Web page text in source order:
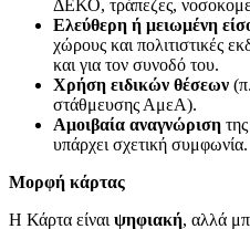
ΔΕΚΟ, τράπεζες,
Ελεύθερη ή μειωμένη
χώρους και πολιτιστικές
και για τον συνοδό του.
Χρήση ειδικών θέσεων
στάθμευσης ΑμεΑ).
Αμοιβαία αναγνώριση
υπάρχει σχετική συμφωνία.
Μορφή κάρτας
Η Κάρτα είναι ψηφιακή, αλλά